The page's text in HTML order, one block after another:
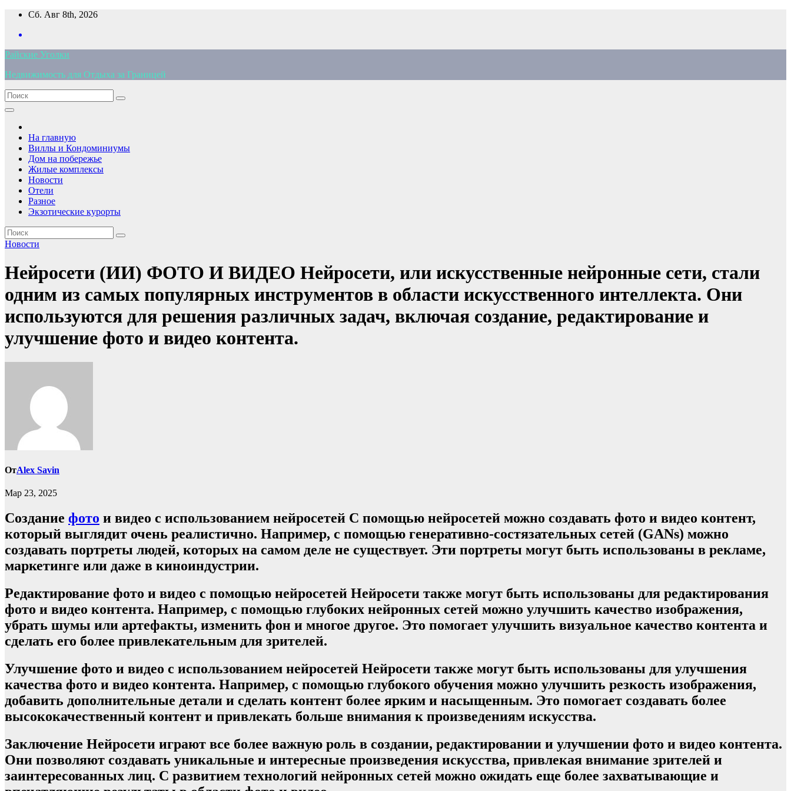
Перейти
содержимому
Сб. Авг 8th, 2026
Райские Уголки
Недвижимость для Отдыха за Границей
На главную
Виллы и Кондоминиумы
Дом на побережье
Жилые комплексы
Новости
Отели
Разное
Экзотические курорты
Новости
Нейросети (ИИ) ФОТО И ВИДЕО Нейросети, или искусственные нейронные сети, стали
одним из самых популярных инструментов в области искусственного интеллекта. Они
используются для решения различных задач, включая создание, редактирование и
улучшение фото и видео контента.
ОтAlex Savin
Мар 23, 2025
Создание фото и видео с использованием нейросетей С помощью нейросетей можно создавать фото и видео контент,
который выглядит очень реалистично. Например, с помощью генеративно-состязательных сетей (GANs) можно
создавать портреты людей, которых на самом деле не существует. Эти портреты могут быть использованы в рекламе,
маркетинге или даже в киноиндустрии.
Редактирование фото и видео с помощью нейросетей Нейросети также могут быть использованы для редактирования
фото и видео контента. Например, с помощью глубоких нейронных сетей можно улучшить качество изображения,
убрать шумы или артефакты, изменить фон и многое другое. Это помогает улучшить визуальное качество контента и
сделать его более привлекательным для зрителей.
Улучшение фото и видео с использованием нейросетей Нейросети также могут быть использованы для улучшения
качества фото и видео контента. Например, с помощью глубокого обучения можно улучшить резкость изображения,
добавить дополнительные детали и сделать контент более ярким и насыщенным. Это помогает создавать более
высококачественный контент и привлекать больше внимания к произведениям искусства.
Заключение Нейросети играют все более важную роль в создании, редактировании и улучшении фото и видео контента.
Они позволяют создавать уникальные и интересные произведения искусства, привлекая внимание зрителей и
заинтересованных лиц. С развитием технологий нейронных сетей можно ожидать еще более захватывающие и